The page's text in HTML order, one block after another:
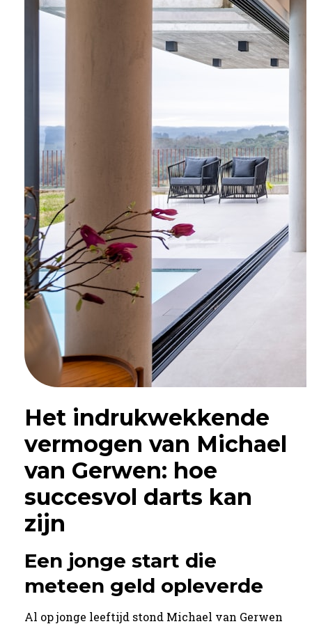
Het indrukwekkende
vermogen van Michael
van Gerwen: hoe
succesvol darts kan
zijn
Een jonge start die
meteen geld opleverde
Al op jonge leeftijd stond Michael van Gerwen